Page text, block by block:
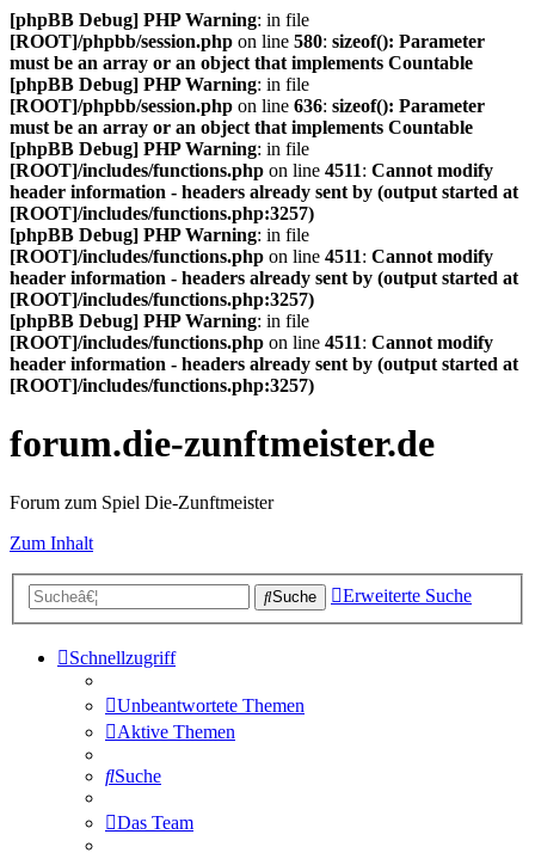
[phpBB Debug] PHP Warning: in file
[ROOT]/phpbb/session.php on line 580: sizeof(): Parameter
must be an array or an object that implements Countable
[phpBB Debug] PHP Warning: in file
[ROOT]/phpbb/session.php on line 636: sizeof(): Parameter
must be an array or an object that implements Countable
[phpBB Debug] PHP Warning: in file
[ROOT]/includes/functions.php on line 4511: Cannot modify
header information - headers already sent by (output started at
[ROOT]/includes/functions.php:3257)
[phpBB Debug] PHP Warning: in file
[ROOT]/includes/functions.php on line 4511: Cannot modify
header information - headers already sent by (output started at
[ROOT]/includes/functions.php:3257)
[phpBB Debug] PHP Warning: in file
[ROOT]/includes/functions.php on line 4511: Cannot modify
header information - headers already sent by (output started at
[ROOT]/includes/functions.php:3257)
forum.die-zunftmeister.de
Forum zum Spiel Die-Zunftmeister
Zum Inhalt
Suche Erweiterte Suche
Schnellzugriff
Unbeantwortete Themen
Aktive Themen
Suche
Das Team